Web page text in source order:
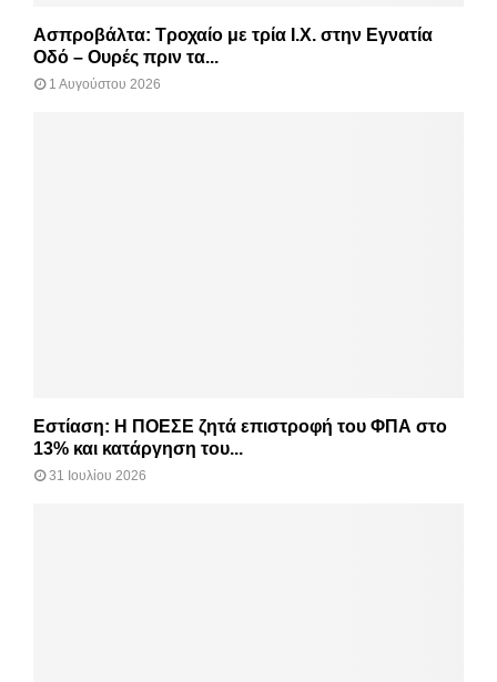
Ασπροβάλτα: Τροχαίο με τρία Ι.Χ. στην Εγνατία
Οδό – Ουρές πριν τα...
1 Αυγούστου 2026
Εστίαση: Η ΠΟΕΣΕ ζητά επιστροφή του ΦΠΑ στο
13% και κατάργηση του...
31 Ιουλίου 2026